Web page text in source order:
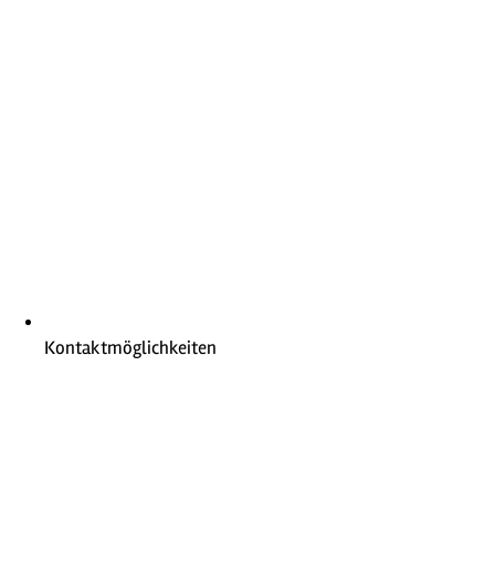
Kontaktmöglichkeiten